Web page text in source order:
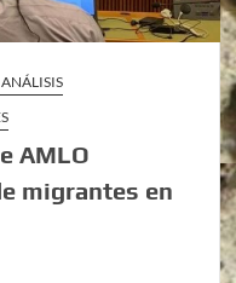
AMLO
migrantes en